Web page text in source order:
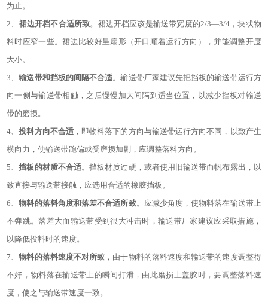
为止。
2、 裙边开档不合适所致。裙边开档应该是输送带宽度的2/3—3/4，块状物
料时应窄一些。裙边比较好呈扇形（开口顺着运行方向），并能调整开度
大小。
3、输送带和挡板的间隔不合适。输送带厂家建议先把挡板的输送带运行方
向一侧与输送带相触，之后慢慢加大间隔到适当位置，以减少挡板对输送
带的磨损。
4、投料方向不合适，即物料落下的方向与输送带运行方向不同，以致产生
横向力，使输送带跑偏或受磨损加剧，应调整落料方向。
5、挡板的材质不合适。挡板材质过硬，或者使用旧输送带而帆布露出，以
致直接与输送带接触，应选用合适的橡胶挡板。
6、物料的落料角度和落差不合适所致。应减少角度，使物料落在输送带上
不弹跳。落差大而输送带受到很大冲击时，输送带厂家建议应采取措施，
以降低投料时的速度。
7、物料的落料速度不对所致 ，由于物料的落料速度和输送带的速度调整得
不好，物料落在输送带上的瞬间打滑，由此磨损上盖胶时，要调整落料速
度，使之与输送带速度一致。